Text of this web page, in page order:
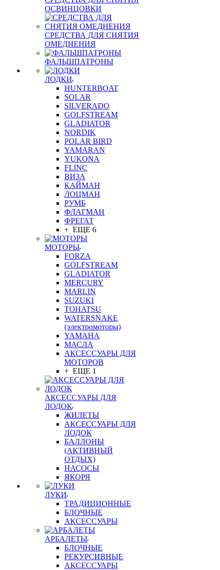
ОСВИНЦОВКИ
СРЕДСТВА ДЛЯ СНЯТИЯ
ОМЕДНЕНИЯ
ФАЛЬШПАТРОНЫ
ЛОДКИ
HUNTERBOAT
SOLAR
SILVERADO
GOLFSTREAM
GLADIATOR
NORDIK
POLAR BIRD
YAMARAN
YUKONA
FLINC
ВИЗА
КАЙМАН
ЛОЦМАН
РУМБ
ФЛАГМАН
ФРЕГАТ
+ ЕЩЕ 6
МОТОРЫ
FORZA
GOLFSTREAM
GLADIATOR
MERCURY
MARLIN
SUZUKI
TOHATSU
WATERSNAKE
(электромоторы)
YAMAHA
МАСЛА
АКСЕССУАРЫ ДЛЯ
МОТОРОВ
+ ЕЩЕ 1
АКСЕССУАРЫ ДЛЯ
ЛОДОК
ЖИЛЕТЫ
АКСЕССУАРЫ ДЛЯ
ЛОДОК
БАЛЛОНЫ
(АКТИВНЫЙ
ОТДЫХ)
НАСОСЫ
ЯКОРЯ
ЛУКИ
ТРАДИЦИОННЫЕ
БЛОЧНЫЕ
АКСЕССУАРЫ
АРБАЛЕТЫ
БЛОЧНЫЕ
РЕКУРСИВНЫЕ
АКСЕССУАРЫ